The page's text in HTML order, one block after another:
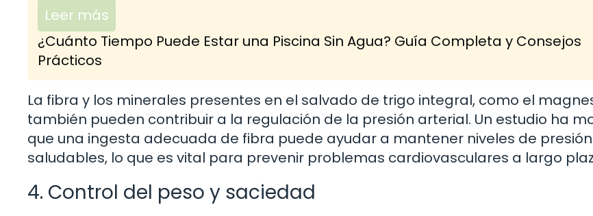
Leer más
¿Cuánto Tiempo Puede Estar una Piscina Sin Agua? Guía Completa y Consejos
Prácticos
La fibra y los minerales presentes en el salvado de trigo integral, como el
también pueden contribuir a la regulación de la presión arterial. Un estudio ha
que una ingesta adecuada de fibra puede ayudar a mantener niveles de
saludables, lo que es vital para prevenir problemas cardiovasculares a largo
4. Control del peso y saciedad